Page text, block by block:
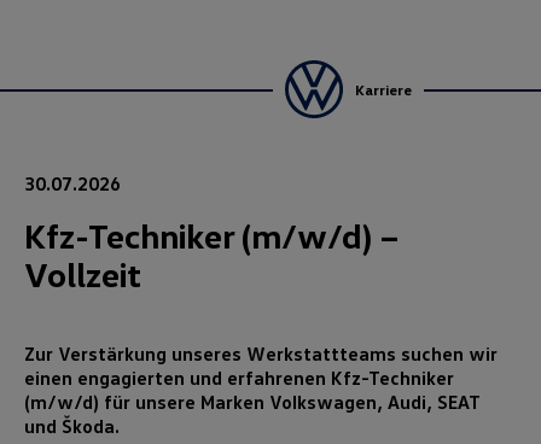
Karriere
30.07.2026
Kfz-Techniker (m/w/d) –
Vollzeit
Zur Verstärkung unseres Werkstattteams suchen wir
einen engagierten und erfahrenen Kfz-Techniker
(m/w/d) für unsere Marken Volkswagen, Audi, SEAT
und Škoda.